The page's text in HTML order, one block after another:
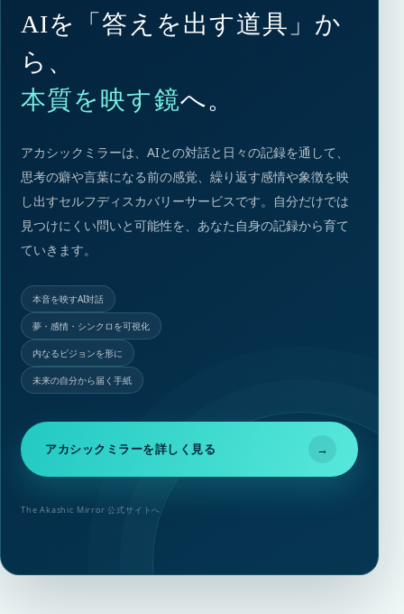
AIを「答えを出す道具」か
ら、
本質を映す鏡へ。
アカシックミラーは、AIとの対話と日々の記録を通して、
思考の癖や言葉になる前の感覚、繰り返す感情や象徴を映
し出すセルフディスカバリーサービスです。自分だけでは
見つけにくい問いと可能性を、あなた自身の記録から育て
ていきます。
本音を映すAI対話
夢・感情・シンクロを可視化
内なるビジョンを形に
未来の自分から届く手紙
アカシックミラーを詳しく見る →
The Akashic Mirror 公式サイトへ